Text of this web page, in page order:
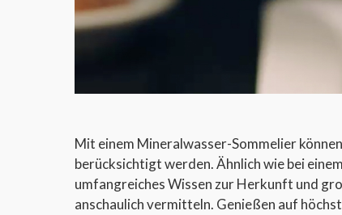
Mit einem Mineralwasser-Sommelier
berücksichtigt werden. Ähnlich wie bei
umfangreiches Wissen zur Herkunft und
anschaulich vermitteln. Genießen auf